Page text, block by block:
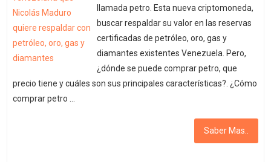
llamada petro. Esta nueva criptomoneda,
buscar respaldar su valor en las reservas
certificadas de petróleo, oro, gas y
diamantes existentes Venezuela. Pero,
¿dónde se puede comprar petro, que
precio tiene y cuáles son sus principales características?. ¿Cómo
comprar petro …
Saber Mas..